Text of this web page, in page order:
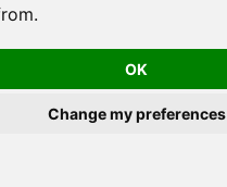
OK
Change my preferences
POWERED BY AXOVIA